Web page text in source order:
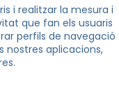
i realitzar la mesura i
que fan els usuaris
perfils de navegació
nostres aplicacions,